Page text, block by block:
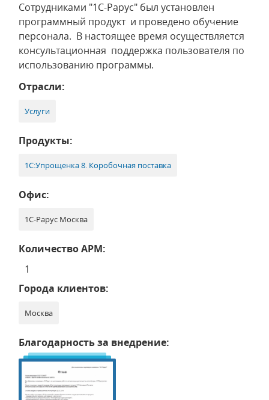
Сотрудниками "1С-Рарус" был установлен
программный продукт и проведено обучение
персонала. В настоящее время осуществляется
консультационная поддержка пользователя по
использованию программы.
Отрасли:
Услуги
Продукты:
1С:Упрощенка 8. Коробочная поставка
Офис:
1С-Рарус Москва
Количество АРМ:
1
Города клиентов:
Москва
Благодарность за внедрение: